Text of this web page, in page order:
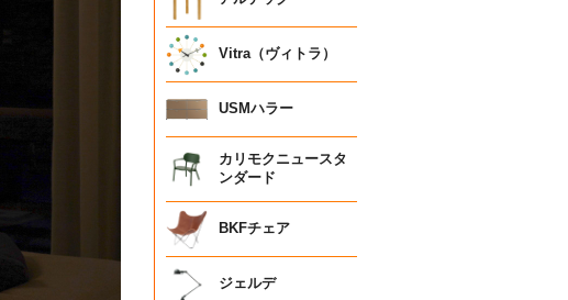
Vitra（ヴィトラ）
USMハラー
カリモクニュースタ
ンダード
BKFチェア
ジェルデ